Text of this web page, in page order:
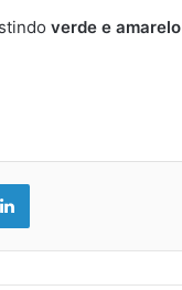
verde e amarelo
Linkedin